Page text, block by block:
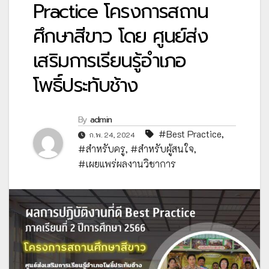
Practice โครงการสถาน
ศึกษาสีขาว โดย ศูนย์ส่ง
เสริมการเรียนรู้อำเภอ
โพธิ์ประทับช้าง
By admin
ก.พ. 24, 2024 #Best Practice,
#สำหรับครู, #สำหรับผู้สนใจ,
#เผยแพร่ผลงานวิชาการ